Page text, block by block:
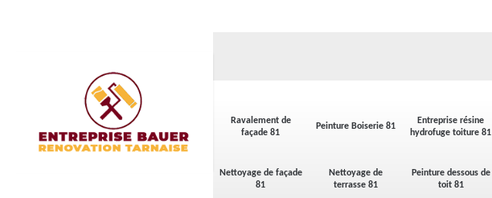
Ravalement de
façade 81
Peinture Boiserie 81
Entreprise résine
hydrofuge toiture 81
Nettoyage de façade
81
Nettoyage de
terrasse 81
Peinture dessous de
toit 81